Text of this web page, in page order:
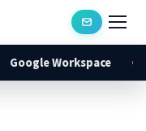
Google Workspace